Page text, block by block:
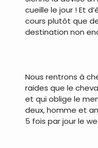
cueille le jour ! Et
cours plutôt que
destination non
Nous rentrons à
raides que le
et qui oblige le
deux, homme et
5 fois par jour le